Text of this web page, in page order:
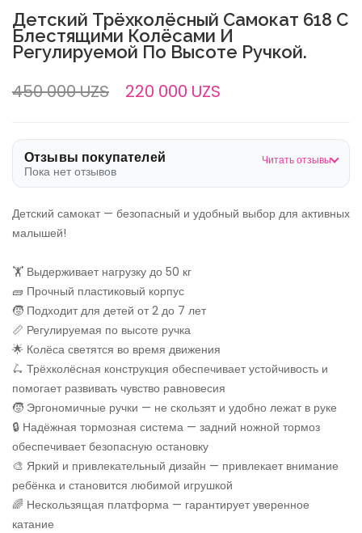
Отзывы покупателей
Пока нет отзывов
Читать отзывы
Детский Трёхколёсный Самокат 618 С
Блестящими Колёсами И
Регулируемой По Высоте Ручкой.
450 000 UZS 220 000 UZS
Детский самокат — безопасный и удобный выбор для активных
малышей!
🏋️ Выдерживает нагрузку до 50 кг
🧱 Прочный пластиковый корпус
🧒 Подходит для детей от 2 до 7 лет
📏 Регулируемая по высоте ручка
🌟 Колёса светятся во время движения
🛴 Трёхколёсная конструкция обеспечивает устойчивость и
помогает развивать чувство равновесия
🧒 Эргономичные ручки — не скользят и удобно лежат в руке
🔒 Надёжная тормозная система — задний ножной тормоз
обеспечивает безопасную остановку
🎨 Яркий и привлекательный дизайн — привлекает внимание
ребёнка и становится любимой игрушкой
🌈 Нескользящая платформа — гарантирует уверенное
катание